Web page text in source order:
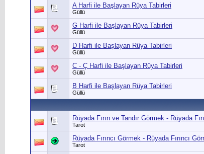
A Harfi ile Başlayan Rüya Tabirleri
Güllü
G Harfi ile Başlayan Rüya Tabirleri
Güllü
D Harfi ile Başlayan Rüya Tabirleri
Güllü
C - Ç Harfi ile Başlayan Rüya Tabirleri
Güllü
B Harfi ile Başlayan Rüya Tabirleri
Güllü
Rüyada Fırın ve Tandır Görmek - Rüyada
Tarot
Rüyada Fırıncı Görmek - Rüyada Fırıncı
Tarot